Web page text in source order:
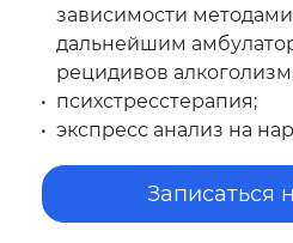
зависимости методами
дальнейшим
рецидивов
психстресстерапия;
экспресс анализ на
Записаться